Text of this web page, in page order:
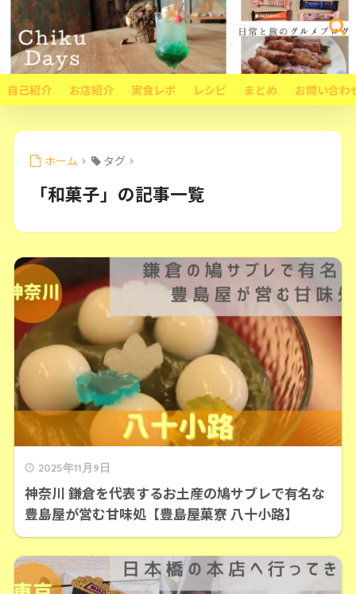
自己紹介 お店紹介 実食レポ レシピ まとめ お問い合わ
ホーム タグ
「和菓子」の記事一覧
2025年11月9日
神奈川 鎌倉を代表するお土産の鳩サブレで有名な
豊島屋が営む甘味処【豊島屋菓寮 八十小路】